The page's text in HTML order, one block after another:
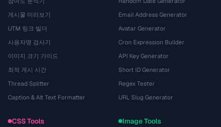
게시물 미리보기
UTM 링크 빌더
사용자명 검사기
이미지 크기 가이드
최적 게시 시간
Thread Splitter
Caption & Alt Text Formatter
Email Address Generator
Avatar Generator
Cron Expression Builder
API Key Generator
Short ID Generator
Regex Tester
URL Slug Generator
CSS Tools Image Tools